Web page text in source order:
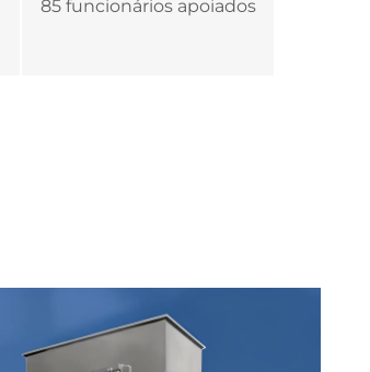
85 funcionários apoiados